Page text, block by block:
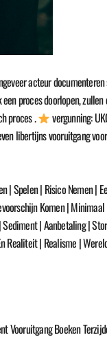
acteur
proces doorlopen,
proces .
vergunning:
libertijns vooruitgang
| Risico Nemen |
Komen |
| Aanbetaling |
| Realisme |
Vooruitgang Boeken